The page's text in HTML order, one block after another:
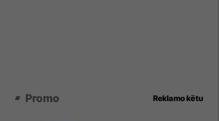
Promo Reklamo këtu